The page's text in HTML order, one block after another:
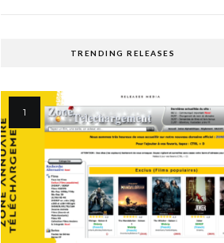
TRENDING RELEASES